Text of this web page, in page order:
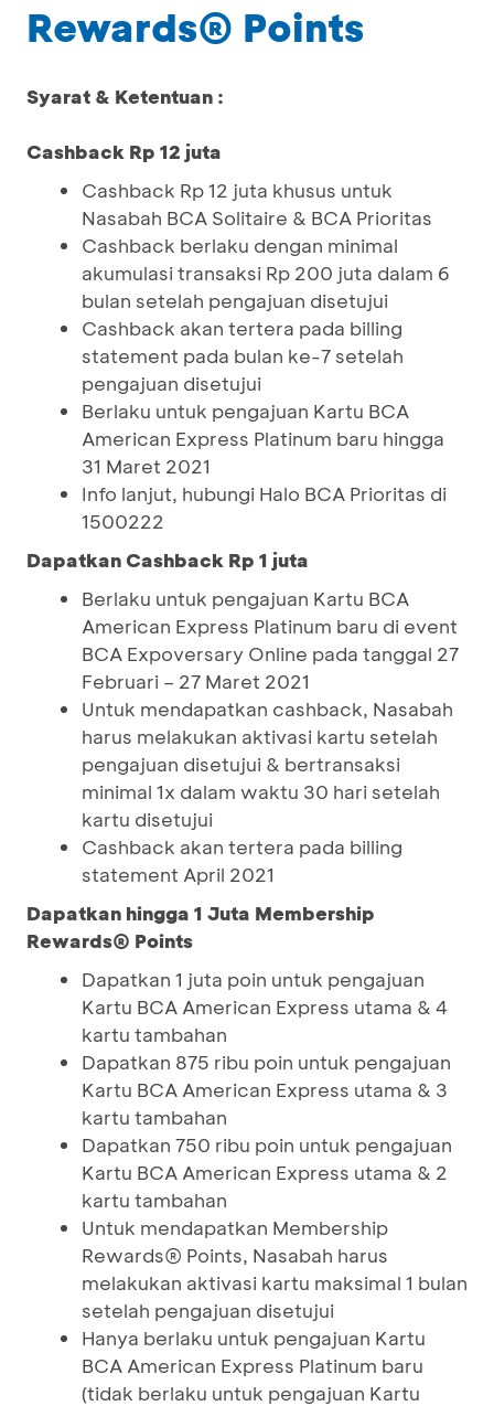
Rewards® Points
Syarat & Ketentuan :
Cashback Rp 12 juta
Cashback Rp 12 juta khusus untuk
Nasabah BCA Solitaire & BCA Prioritas
Cashback berlaku dengan minimal
akumulasi transaksi Rp 200 juta dalam 6
bulan setelah pengajuan disetujui
Cashback akan tertera pada billing
statement pada bulan ke-7 setelah
pengajuan disetujui
Berlaku untuk pengajuan Kartu BCA
American Express Platinum baru hingga
31 Maret 2021
Info lanjut, hubungi Halo BCA Prioritas di
1500222
Dapatkan Cashback Rp 1 juta
Berlaku untuk pengajuan Kartu BCA
American Express Platinum baru di event
BCA Expoversary Online pada tanggal 27
Februari – 27 Maret 2021
Untuk mendapatkan cashback, Nasabah
harus melakukan aktivasi kartu setelah
pengajuan disetujui & bertransaksi
minimal 1x dalam waktu 30 hari setelah
kartu disetujui
Cashback akan tertera pada billing
statement April 2021
Dapatkan hingga 1 Juta Membership
Rewards® Points
Dapatkan 1 juta poin untuk pengajuan
Kartu BCA American Express utama & 4
kartu tambahan
Dapatkan 875 ribu poin untuk pengajuan
Kartu BCA American Express utama & 3
kartu tambahan
Dapatkan 750 ribu poin untuk pengajuan
Kartu BCA American Express utama & 2
kartu tambahan
Untuk mendapatkan Membership
Rewards® Points, Nasabah harus
melakukan aktivasi kartu maksimal 1 bulan
setelah pengajuan disetujui
Hanya berlaku untuk pengajuan Kartu
BCA American Express Platinum baru
(tidak berlaku untuk pengajuan Kartu